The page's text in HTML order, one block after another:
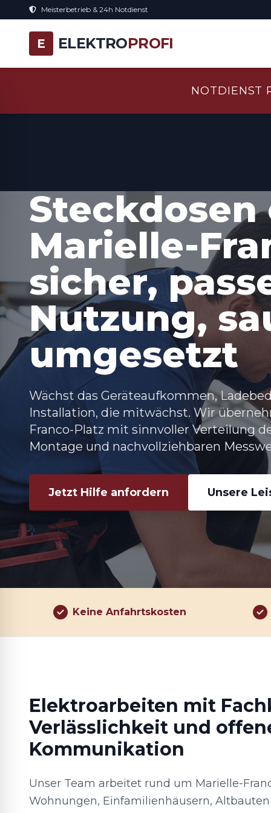
Meisterbetrieb & 24h Notdienst
E ELEKTROPROFI
NOTDIENST
Marielle-
sicher,
Nutzung,
umgesetzt
Wächst das Geräteaufkommen,
Installation, die mitwächst. Wir
Franco-Platz mit sinnvoller Verteilung
Montage und nachvollziehbaren
Jetzt Hilfe anfordern Unsere
Keine Anfahrtskosten
Elektroarbeiten mit
Verlässlichkeit und
Kommunikation
Unser Team arbeitet rund um Marielle-
Wohnungen, Einfamilienhäusern,